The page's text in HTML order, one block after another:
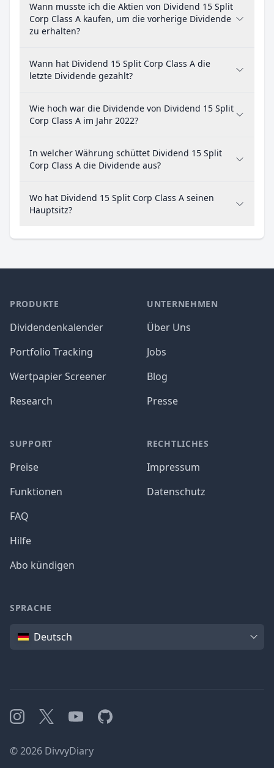
Wann musste ich die Aktien von Dividend 15 Split
Corp Class A kaufen, um die vorherige Dividende
zu erhalten?
Wann hat Dividend 15 Split Corp Class A die
letzte Dividende gezahlt?
Wie hoch war die Dividende von Dividend 15 Split
Corp Class A im Jahr 2022?
In welcher Währung schüttet Dividend 15 Split
Corp Class A die Dividende aus?
Wo hat Dividend 15 Split Corp Class A seinen
Hauptsitz?
PRODUKTE
Dividendenkalender
Portfolio Tracking
Wertpapier Screener
Research
SUPPORT
Preise
Funktionen
FAQ
Hilfe
Abo kündigen
UNTERNEHMEN
Über Uns
Jobs
Blog
Presse
RECHTLICHES
Impressum
Datenschutz
SPRACHE
SpracheDeutsch
Instagram
X YouTubeGitHub
©2026 DivvyDiary